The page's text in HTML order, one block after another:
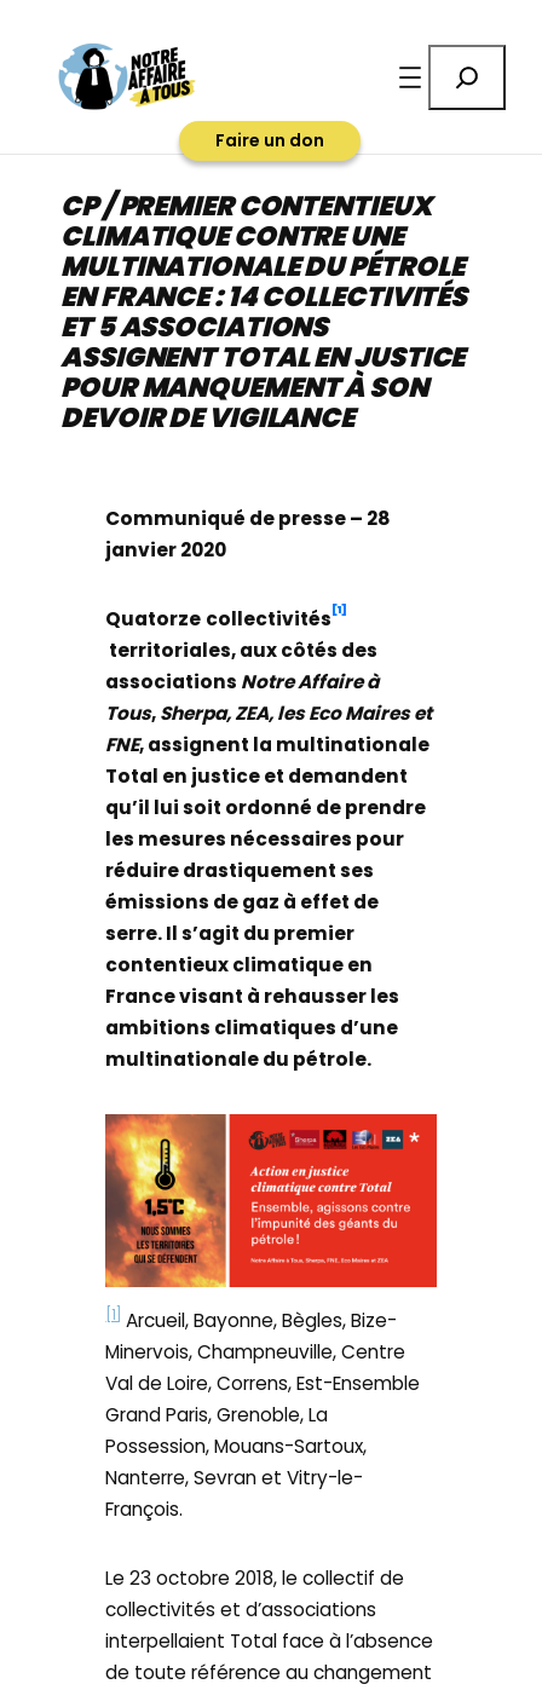
contenu
Faire un don
CP / PREMIER CONTENTIEUX
CLIMATIQUE CONTRE UNE
MULTINATIONALE DU PÉTROLE
EN FRANCE : 14 COLLECTIVITÉS
ET 5 ASSOCIATIONS
ASSIGNENT TOTAL EN JUSTICE
POUR MANQUEMENT À SON
DEVOIR DE VIGILANCE
Communiqué de presse – 28
janvier 2020
Quatorze collectivités [1]
territoriales, aux côtés des
associations Notre Affaire à
Tous,Sherpa,ZEA, les Eco Maires et
FNE, assignent la multinationale
Total en justice et demandent
qu’il lui soit ordonné de prendre
les mesures nécessaires pour
réduire drastiquement ses
émissions de gaz à effet de
serre. Il s’agit du premier
contentieux climatique en
France visant à rehausser les
ambitions climatiques d’une
multinationale du pétrole.
[1] Arcueil, Bayonne, Bègles, Bize-
Minervois, Champneuville, Centre
Val de Loire, Correns, Est-Ensemble
Grand Paris, Grenoble, La
Possession, Mouans-Sartoux,
Nanterre, Sevran et Vitry-le-
François.
Le 23 octobre 2018, le collectif de
collectivités et d’associations
interpellaient Total face à l’absence
de toute référence au changement